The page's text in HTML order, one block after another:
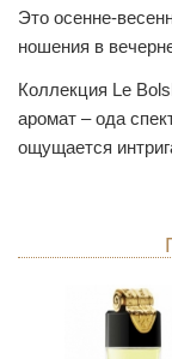
Это осенне-
ношения в
Коллекция Le
аромат – ода
ощущается